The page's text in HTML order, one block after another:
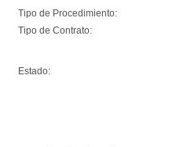
Tipo de Procedimiento:
Tipo de Contrato:
Estado: